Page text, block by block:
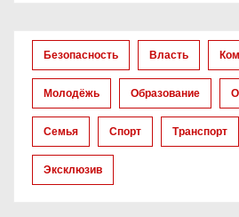
з
а
п
и
с
Безопасность Власть
Молодёжь Образование
Семья Спорт Транспорт
Эксклюзив